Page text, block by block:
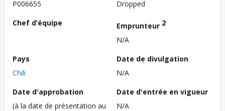
P006655
Dropped
Chef d’équipe
Emprunteur 2
N/A
Pays
Chili
Date de divulgation
N/A
Date d'approbation
(à la date de présentation au
Date d'entrée en vigueur
N/A